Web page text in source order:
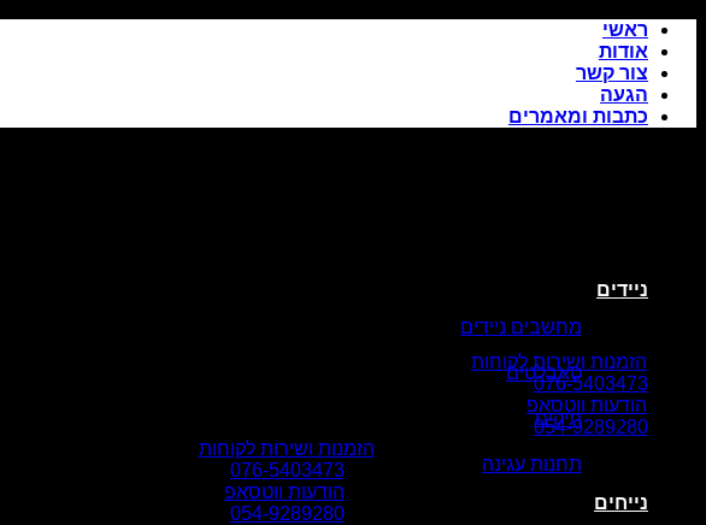
Skip
content
ראשי
אודות
צור קשר
הגעה
כתבות ומאמרים
הזמנות ושירות לקוחות
076-5403473
הודעות ווטסאפ
054-9289280
הזמנות ושירות לקוחות
076-5403473
הודעות ווטסאפ
054-9289280
ניידים
מחשבים ניידים
טאבלטים
תיקים
תחנות עגינה
נייחים